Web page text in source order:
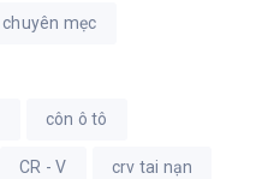
chuyên mẹc
côn ô tô
CR - V crv tai nạn